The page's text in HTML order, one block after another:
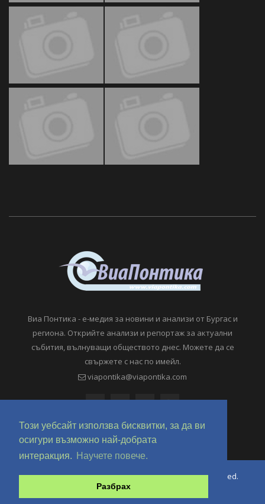
Този уебсайт използва бисквитки, за да ви
осигури възможно най-добрата
интеракция.
Научете повече.
Разбрах
Виа Понтика - е-медия за новини и анализи от Бургас и
региона. Открийте анализи и репортаж за актуални
събития, вълнуващи обществото днес. Можете да се
свържете с нас по имейл.
viapontika@viapontika.com
Copyright © 2018-2024 ViaPontika.com. All Rights Reserved.
Development @ OverHertz Ltd